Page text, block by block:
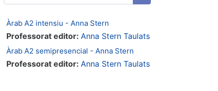
Kursları ara
Àrab A2 intensiu - Anna Stern
Professorat editor: Anna Stern Taulats
Àrab A2 semipresencial - Anna Stern
Professorat editor: Anna Stern Taulats